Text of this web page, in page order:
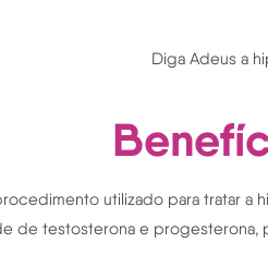
Diga Adeus a
utilizado para tratar
de testosterona e